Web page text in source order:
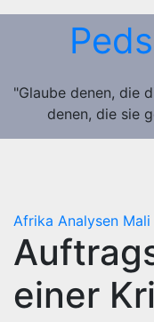
Zum
"Glaube denen, die
denen, die sie
Afrika Analysen Mali
einer